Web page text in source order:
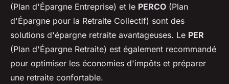
(Plan d'Épargne Entreprise) et le PERCO (Plan
d'Épargne pour la Retraite Collectif) sont des
solutions d'épargne retraite avantageuses. Le PER
(Plan d'Épargne Retraite) est également recommandé
pour optimiser les économies d'impôts et préparer
une retraite confortable.